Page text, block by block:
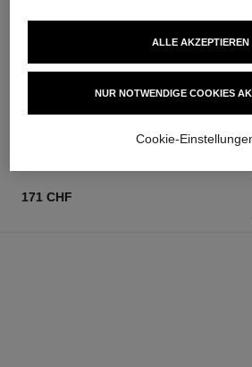
Eau de Parfum Zerstäuber
ab
171 CHF
NUR NOTWENDIGE COOKIES
ALLE AKZEPTIEREN
Cookie-